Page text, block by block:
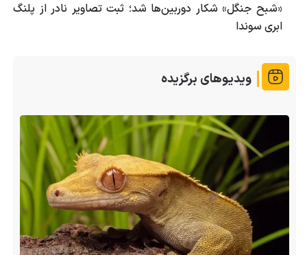
«شبح جنگل» شکار دوربین‌ها شد؛ ثبت تصاویر نادر از پلنگ
ابری سوندا
ویدیوهای برگزیده